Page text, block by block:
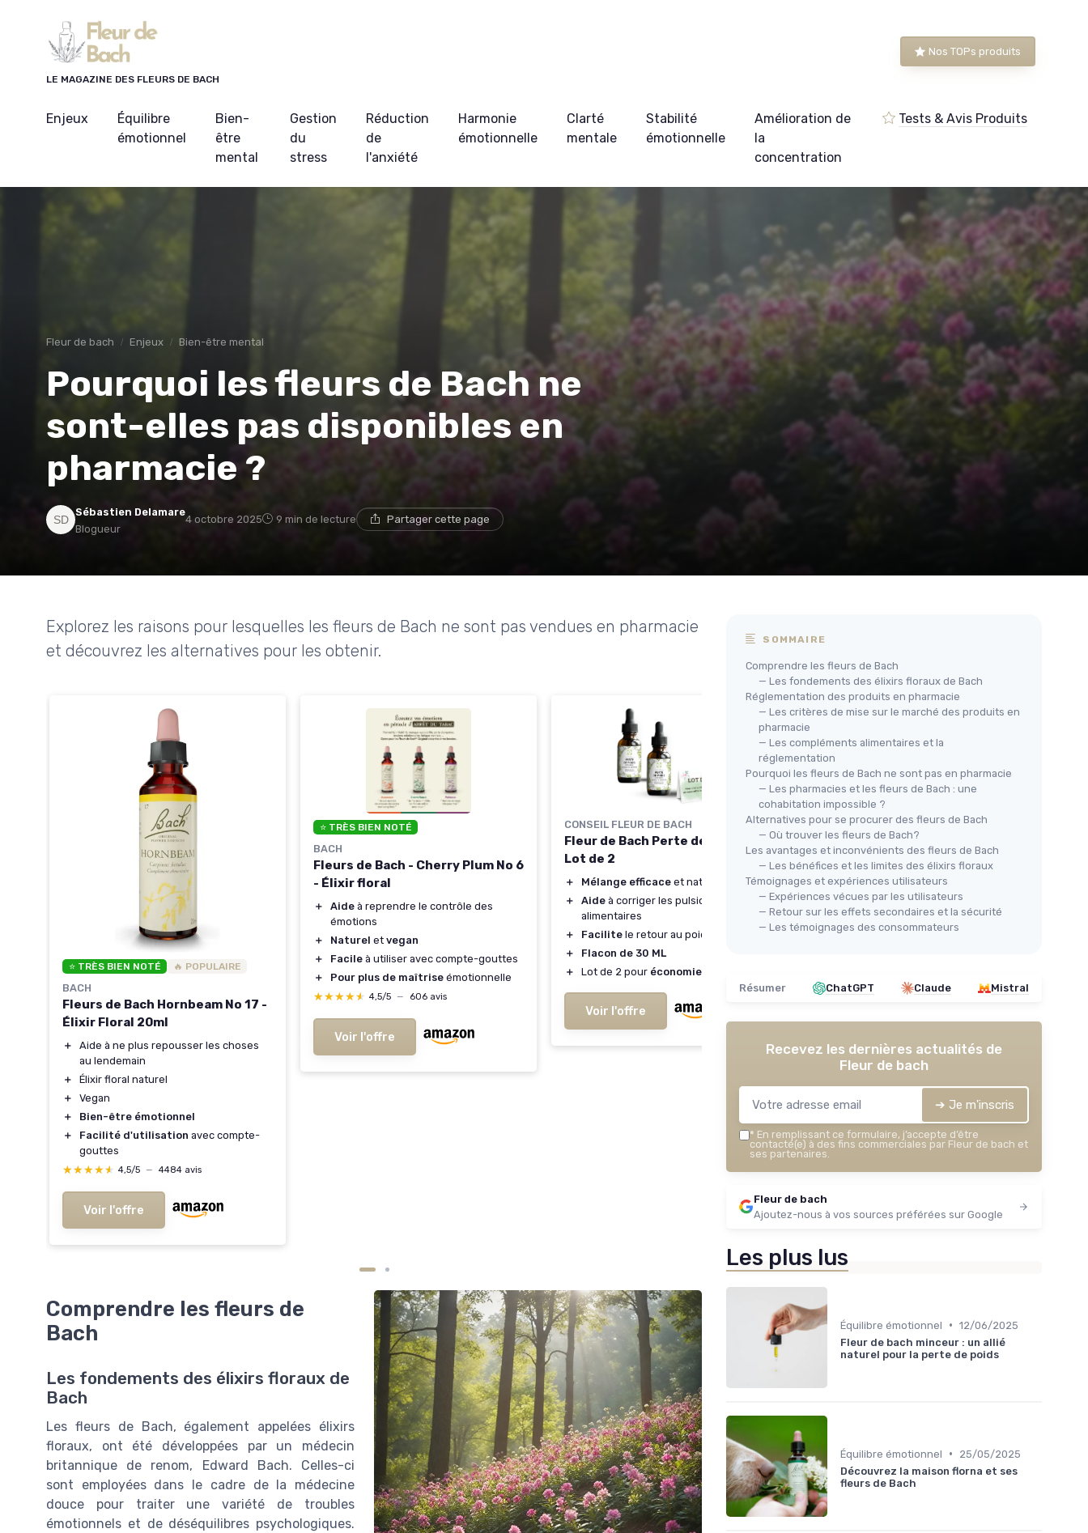
LE MAGAZINE DES FLEURS DE BACH
Nos TOPs produits
Enjeux
Équilibre
émotionnel
Bien-
être
mental
Gestion
du
stress
Réduction
de
l'anxiété
Harmonie
émotionnelle
Clarté
mentale
Stabilité
émotionnelle
Amélioration de
la
concentration
Tests & Avis Produits
Fleur de bach Enjeux Bien-être mental
Pourquoi les fleurs de Bach ne
sont-elles pas disponibles en
pharmacie ?
Sébastien Delamare
Blogueur
4 octobre 2025 9 min de lecture Partager cette page
Explorez les raisons pour lesquelles les fleurs de Bach ne sont pas vendues en pharmacie
et découvrez les alternatives pour les obtenir.
⭐ TRÈS BIEN NOTÉ 🔥 POPULAIRE
BACH
Fleurs de Bach Hornbeam No 17 -
Élixir Floral 20ml
＋
Aide à ne plus repousser les choses
au lendemain
＋
Élixir floral naturel
＋
Vegan
＋
Bien-être émotionnel
＋
Facilité d'utilisation avec compte-
gouttes
★★★★★
★★★★★ 4,5/5 — 4484 avis
Voir l'offre
⭐ TRÈS BIEN NOTÉ
BACH
Fleurs de Bach - Cherry Plum No 6
- Élixir floral
＋ Aide à reprendre le contrôle des
émotions
＋
Naturel et vegan
＋
Facile à utiliser avec compte-gouttes
＋
Pour plus de maîtrise émotionnelle
★★★★★
★★★★★ 4,5/5 — 606 avis
Voir l'offre
CONSEIL FLEUR DE BACH
Fleur de Bach Perte de poids -
Lot de 2
＋ Mélange efficace et naturel
＋
Aide à corriger les pulsions
alimentaires
＋
Facilite le retour au poids de forme
＋
Flacon de 30 ML
＋
Lot de 2 pour économie
Voir l'offre
Fleurs de Bach - Beech No 3
＋
Vegan
Pratique compte-gouttes
★★★★★
★★★★★ 4,5/5 — 150 avis
Voir l'offre
Comprendre les fleurs de
Bach
Les fondements des élixirs floraux de
Bach
Les fleurs de Bach, également appelées élixirs
floraux, ont été développées par un médecin
britannique de renom, Edward Bach. Celles-ci
sont employées dans le cadre de la médecine
douce pour traiter une variété de troubles
émotionnels et de déséquilibres psychologiques.
SOMMAIRE
Comprendre les fleurs de Bach
— Les fondements des élixirs floraux de Bach
Réglementation des produits en pharmacie
— Les critères de mise sur le marché des produits en
pharmacie
— Les compléments alimentaires et la
réglementation
Pourquoi les fleurs de Bach ne sont pas en pharmacie
— Les pharmacies et les fleurs de Bach : une
cohabitation impossible ?
Alternatives pour se procurer des fleurs de Bach
— Où trouver les fleurs de Bach?
Les avantages et inconvénients des fleurs de Bach
— Les bénéfices et les limites des élixirs floraux
Témoignages et expériences utilisateurs
— Expériences vécues par les utilisateurs
— Retour sur les effets secondaires et la sécurité
— Les témoignages des consommateurs
Résumer ChatGPT Claude Mistral
Recevez les dernières actualités de
Fleur de bach
➔ Je m'inscris
* En remplissant ce formulaire, j’accepte d’être
contacté(e) à des fins commerciales par Fleur de bach et
ses partenaires.
Fleur de bach
Ajoutez-nous à vos sources préférées sur Google
Les plus lus
Équilibre émotionnel • 12/06/2025
Fleur de bach minceur : un allié
naturel pour la perte de poids
Équilibre émotionnel •
25/05/2025
Découvrez la maison florna et ses
fleurs de Bach